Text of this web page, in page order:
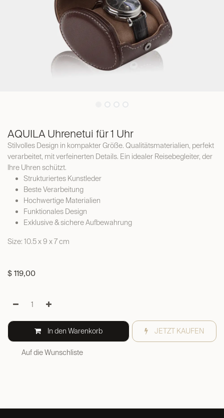
AQUILA Uhrenetui für 1 Uhr
Stilvolles Design in kompakter Größe. Qualitätsmaterialien, perfekt
verarbeitet, mit verfeinerten Details. Ein idealer Reisebegleiter, der
Ihre Uhren schützt.
Strukturiertes Kunstleder
Beste Verarbeitung
Hochwertige Materialien
Funktionales Design
Exklusive & sichere Aufbewahrung
Size: 10.5 x 9 x 7 cm
$ 119,00
In den Warenkorb JETZT KAUFEN
Auf die Wunschliste